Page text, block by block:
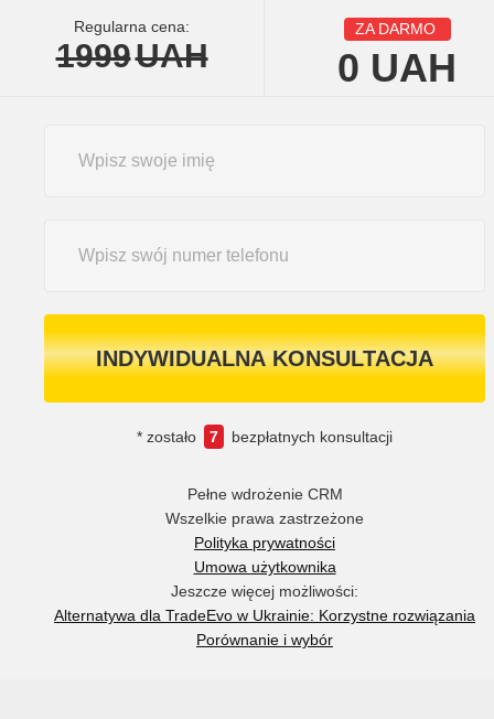
Regularna cena:
1999UAH
ZA DARMO
0 UAH
INDYWIDUALNA KONSULTACJA
* zostało 7 bezpłatnych konsultacji
Pełne wdrożenie CRM
Wszelkie prawa zastrzeżone
Polityka prywatności
Umowa użytkownika
Jeszcze więcej możliwości:
Alternatywa dla TradeEvo w Ukrainie: Korzystne rozwiązania
Porównanie i wybór